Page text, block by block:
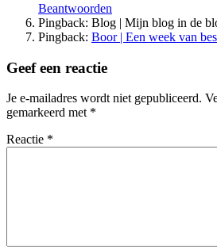
Beantwoorden
Pingback: Blog | Mijn blog in de
Pingback: Boor | Een week van
Geef een reactie
Je e-mailadres wordt niet gepubliceerd.
gemarkeerd met *
Reactie *